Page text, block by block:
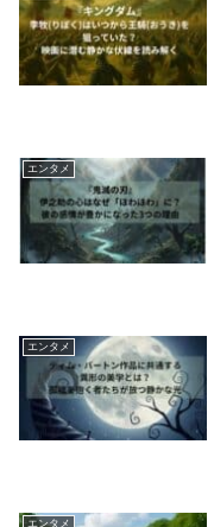
エンタメ
エンタメ
エンタメ